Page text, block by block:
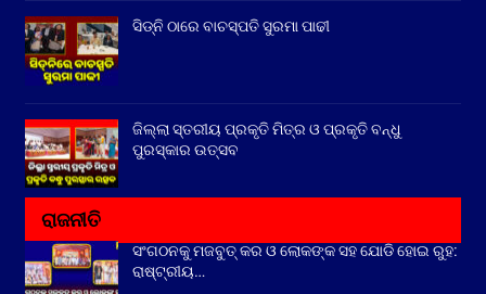
ସିଡ୍‌ନି ଠାରେ ବାଚସ୍ପତି ସୁରମା ପାଢୀ
ଜିଲ୍ଲା ସ୍ତରୀୟ ପ୍ରକୃତି ମିତ୍ର ଓ ପ୍ରକୃତି ବନ୍ଧୁ
ପୁରସ୍କାର ଉତ୍ସବ
ରାଜନୀତି
ସଂଗଠନକୁ ମଜବୁତ୍ କର ଓ ଲୋକଙ୍କ ସହ ଯୋଡି ହୋଇ ରୁହ:
ରାଷ୍ଟ୍ରୀୟ…